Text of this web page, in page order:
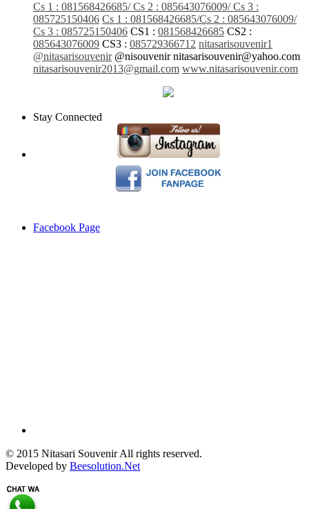
Cs 1 : 081568426685/ Cs 2 : 085643076009/ Cs 3 :
085725150406 Cs 1 : 081568426685/Cs 2 : 085643076009/
Cs 3 : 085725150406 CS1 : 081568426685 CS2 :
085643076009 CS3 : 085729366712 nitasarisouvenir1
@nitasarisouvenir @nisouvenir nitasarisouvenir@yahoo.com
nitasarisouvenir2013@gmail.com www.nitasarisouvenir.com
Stay Connected
Facebook Page
© 2015 Nitasari Souvenir All rights reserved.
Developed by Beesolution.Net